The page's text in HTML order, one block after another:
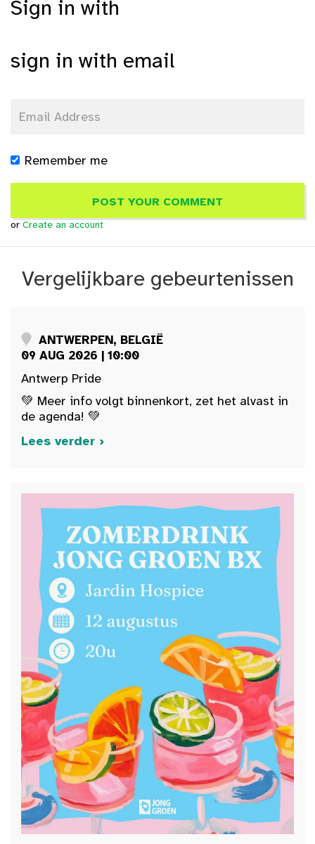
Sign in with
sign in with email
Remember me
or Create an account
Vergelijkbare gebeurtenissen
ANTWERPEN, BELGIË
09 AUG 2026 | 10:00
Antwerp Pride
💚 Meer info volgt binnenkort, zet het alvast in
de agenda! 💚
Lees verder ›